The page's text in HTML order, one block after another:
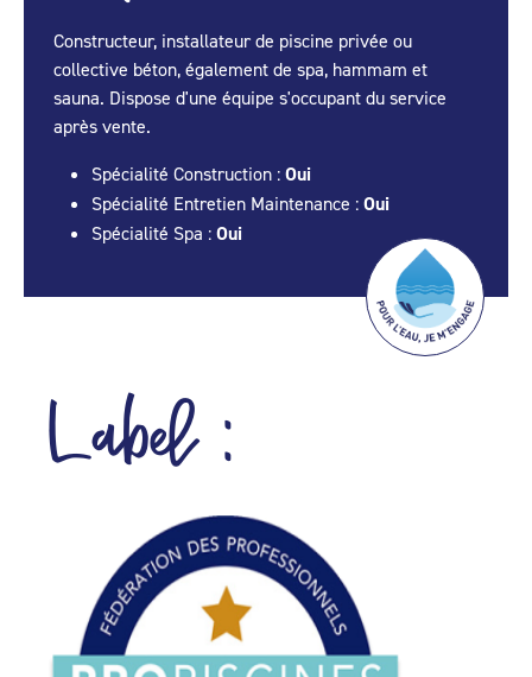
Constructeur, installateur de piscine privée ou
collective béton, également de spa, hammam et
sauna. Dispose d'une équipe s'occupant du service
après vente.
Spécialité Construction : Oui
Spécialité Entretien Maintenance : Oui
Spécialité Spa : Oui
Label :